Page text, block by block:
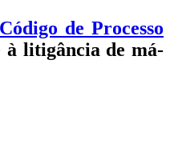
Código de Processo
à litigância de má-